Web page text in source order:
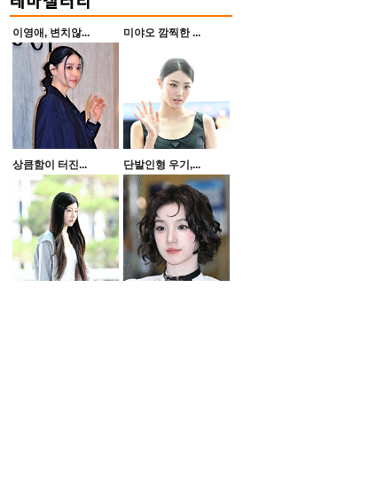
이영애, 변치않... 미야오 깜찍한 ...
상큼함이 터진... 단발인형 우기,...